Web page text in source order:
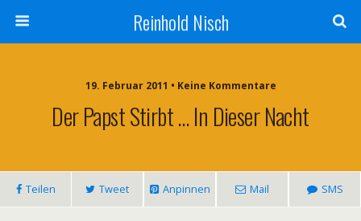
Reinhold Nisch
19. Februar 2011 • Keine Kommentare
Der Papst Stirbt … In Dieser Nacht
Teilen Tweet Anpinnen Mail SMS